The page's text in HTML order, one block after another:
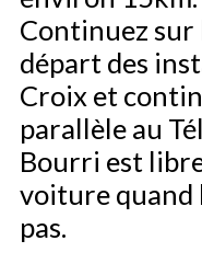
Continuez sur
départ des
Croix et
parallèle au
Bourri est
voiture quand
pas.